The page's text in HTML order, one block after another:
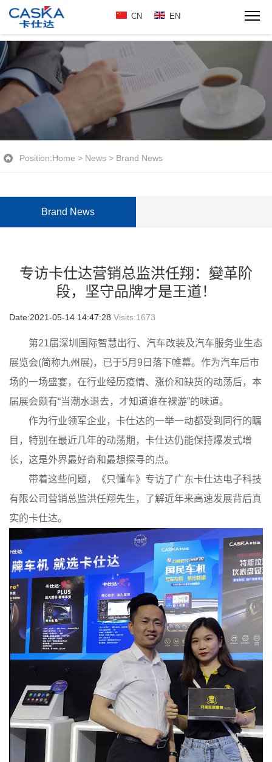
CN EN
Position:Home > News > Brand News
Brand News
专访卡仕达营销总监洪任翔：變革阶
段，坚守品牌才是王道！
Date:2021-05-14 14:47:28 Visits:1673
第21届深圳国际智慧出行、汽车改装及汽车服务业生态
展览会(简称九州展)，已于5月9日落下帷幕。作为汽车后市
场的一场盛宴，在行业经历疫情、涨价和缺货的动荡后，本
届展会颇有“当潮水退去，才知道谁在裸游”的味道。
作为行业领军企业，卡仕达的一举一动都受到同行的瞩
目，特别在最近几年的动荡期，卡仕达仍能保持爆发式增
长，这是外界最好奇和最想探寻的点。
带着这些问题，《只懂车》专访了广东卡仕达电子科技
有限公司营销总监洪任翔先生，了解近年来高速发展背后真
实的卡仕达。